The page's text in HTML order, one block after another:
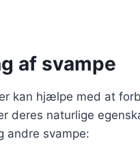
af svampe
kan hjælpe med at
deres naturlige
andre svampe: